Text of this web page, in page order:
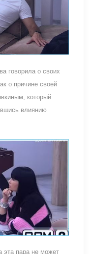
говорила о своих
о причине своей
который
влиянию
эта пара не может